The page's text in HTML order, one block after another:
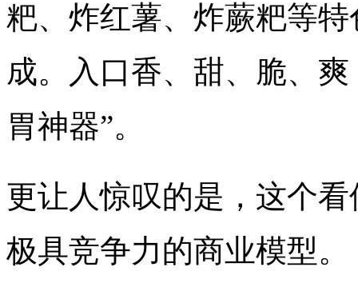
粑、炸红薯、炸蕨粑等
成。入口香、甜、脆、
胃神器”。
更让人惊叹的是，这个
极具竞争力的商业模型。